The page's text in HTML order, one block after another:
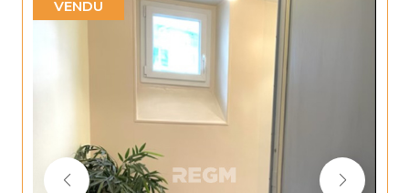
VENDU